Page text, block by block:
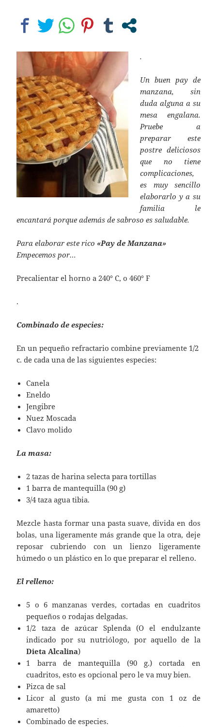
.
Un buen pay de
manzana, sin
duda alguna a su
mesa engalana.
Pruebe a
preparar este
postre deliciosos
que no tiene
complicaciones,
es muy sencillo
elaborarlo y a su
familia le
encantará porque además de sabroso es saludable.
Para elaborar este rico «Pay de Manzana»
Empecemos por…
Precalientar el horno a 240° C, o 460° F
.
Combinado de especies:
En un pequeño refractario combine previamente 1/2
c. de cada una de las siguientes especies:
Canela
Eneldo
Jengibre
Nuez Moscada
Clavo molido
La masa:
2 tazas de harina selecta para tortillas
1 barra de mantequilla (90 g)
3/4 taza agua tibia.
Mezcle hasta formar una pasta suave, divida en dos
bolas, una ligeramente más grande que la otra, deje
reposar cubriendo con un lienzo ligeramente
húmedo o un plástico en lo que preparar el relleno.
El relleno:
5 o 6 manzanas verdes, cortadas en cuadritos
pequeños o rodajas delgadas.
1/2 taza de azúcar Splenda (O el endulzante
indicado por su nutriólogo, por aquello de la
Dieta Alcalina)
1 barra de mantequilla (90 g.) cortada en
cuadritos, esto es opcional pero le va muy bien.
Pizca de sal
Licor al gusto (a mi me gusta con 1 oz de
amaretto)
Combinado de especies.